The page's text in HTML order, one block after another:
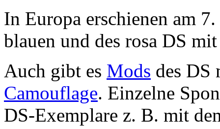
In Europa erschienen am
blauen und des rosa DS
Auch gibt es Mods des DS
Camouflage. Einzelne
DS-Exemplare z. B. mit